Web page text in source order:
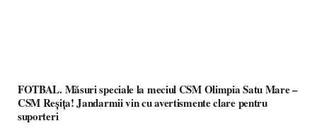
FOTBAL. Măsuri speciale la meciul CSM Olimpia Satu Mare –
CSM Reșița! Jandarmii vin cu avertismente clare pentru
suporteri